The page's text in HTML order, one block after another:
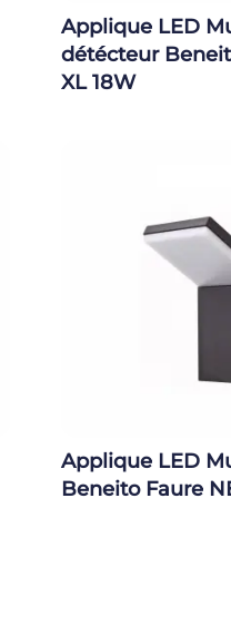
Applique LED
détécteur
XL 18W
Applique LED
Beneito Faure